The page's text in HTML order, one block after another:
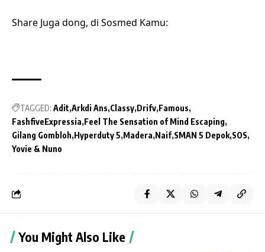
Share Juga dong, di Sosmed Kamu:
TAGGED: Adit Arkdi Ans Classy Drifv Famous
FashfiveExpressia Feel The Sensation of Mind Escaping
Gilang Gombloh Hyperduty 5 Madera Naif SMAN 5 Depok SOS
Yovie & Nuno
You Might Also Like